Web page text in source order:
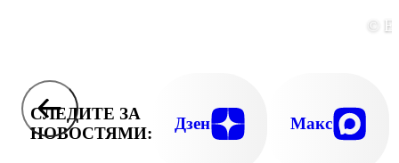
©
СЛЕДИТЕ ЗА
НОВОСТЯМИ:
Дзен Макс